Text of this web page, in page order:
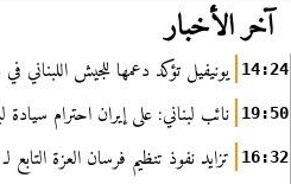
آخر الأخبار
14:24 يونيفيل تؤكد دعمها للجيش اللبناني
19:50 نائب لبناني: على إيران احترام
16:32 تزايد نفوذ تنظيم فرسان العزة